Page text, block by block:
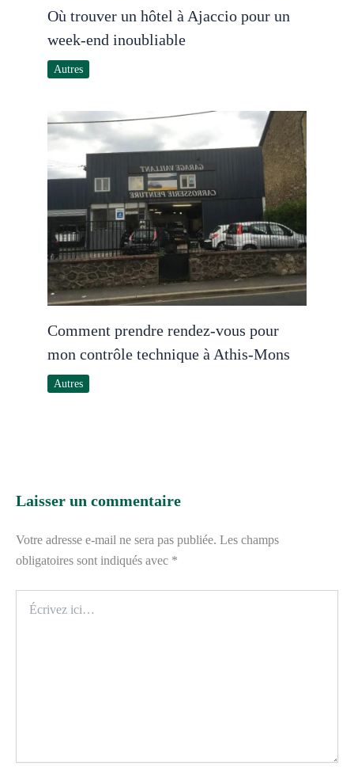
Où trouver un hôtel à Ajaccio pour un
week-end inoubliable
Autres
Comment prendre rendez-vous pour
mon contrôle technique à Athis-Mons
Autres
Laisser un commentaire
Votre adresse e-mail ne sera pas publiée. Les champs
obligatoires sont indiqués avec *
ici…